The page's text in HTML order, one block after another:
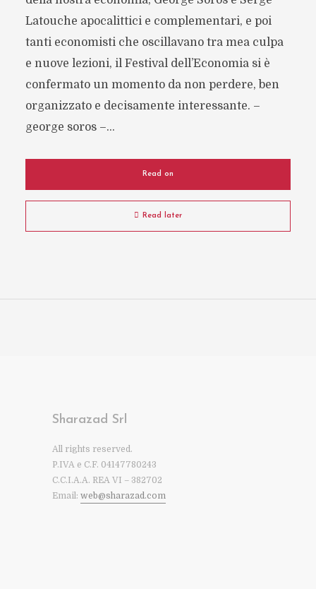
Latouche apocalittici e complementari, e poi
tanti economisti che oscillavano tra mea culpa
e nuove lezioni, il Festival dell’Economia si è
confermato un momento da non perdere, ben
organizzato e decisamente interessante. –
george soros –...
Read on
Read later
Sharazad Srl
All rights reserved.
P.IVA e C.F. 04147780243
C.C.I.A.A. REA VI – 382702
Email: web@sharazad.com